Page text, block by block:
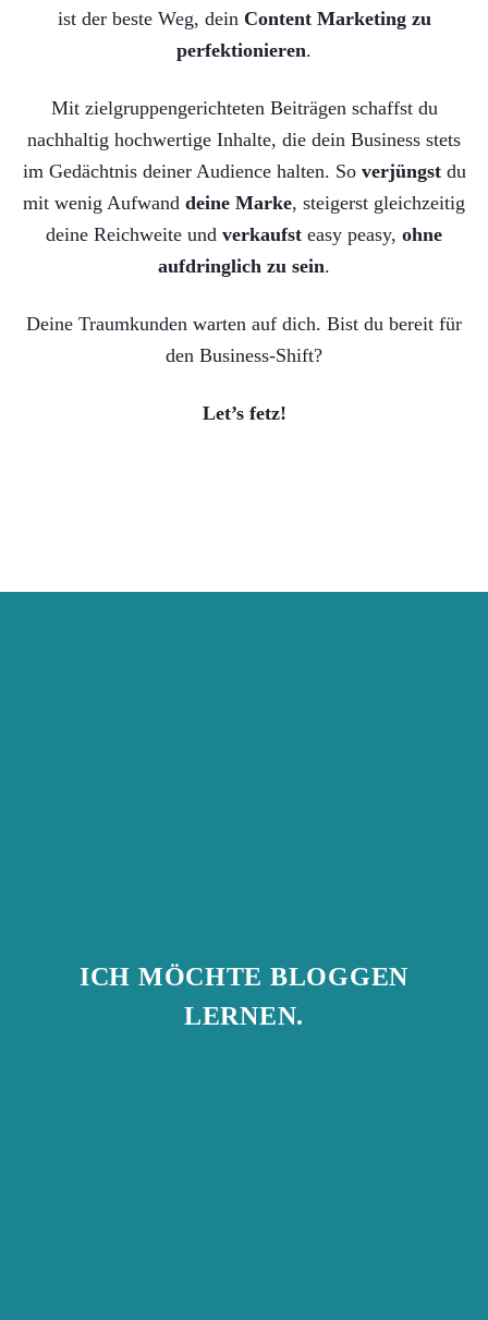
ist der beste Weg, dein Content Marketing zu
perfektionieren.
Mit zielgruppengerichteten Beiträgen schaffst du
nachhaltig hochwertige Inhalte, die dein Business stets
im Gedächtnis deiner Audience halten. So verjüngstdu
mit wenig Aufwand deine Marke, steigerst gleichzeitig
deine Reichweite und verkaufst easy peasy, ohne
aufdringlich zu sein.
Deine Traumkunden warten auf dich. Bist du bereit für
den Business-Shift?
Let’s fetz!
ICH MÖCHTE BLOGGEN
LERNEN.